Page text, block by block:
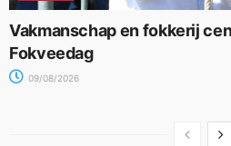
Vakmanschap en fokkerij
Fokveedag
09/08/2026